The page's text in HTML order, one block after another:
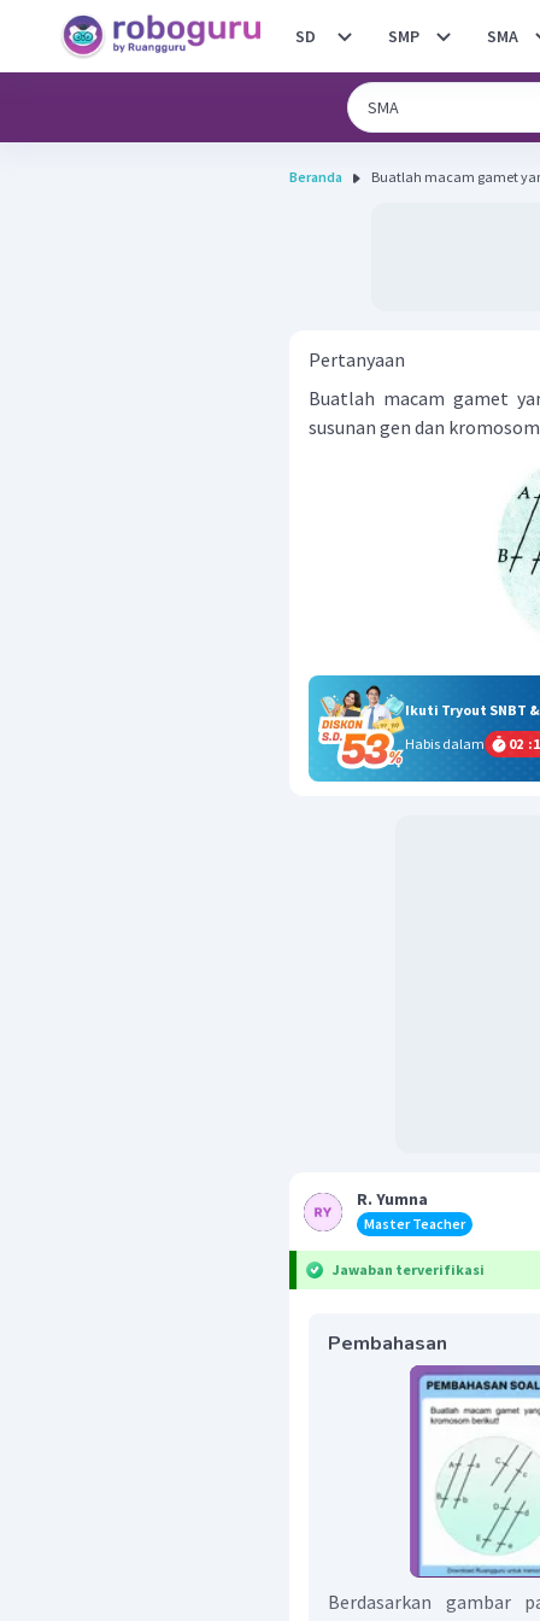
SD SMP SMA
Beranda Buatlah macam gamet
Pertanyaan
Buatlah macam gamet
susunan gen dan
Ikuti Tryout SNBT
Habis dalam
02 :
R. Yumna
Master Teacher
Jawaban terverifikasi
Pembahasan
Berdasarkan gambar